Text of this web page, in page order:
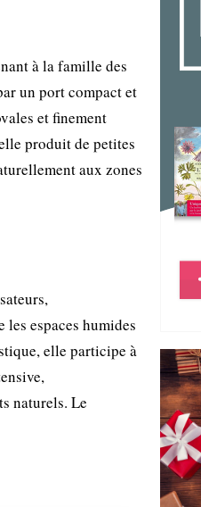
à la famille des
un port compact et
et finement
produit de petites
aux zones
espaces humides
elle participe à
naturels. Le